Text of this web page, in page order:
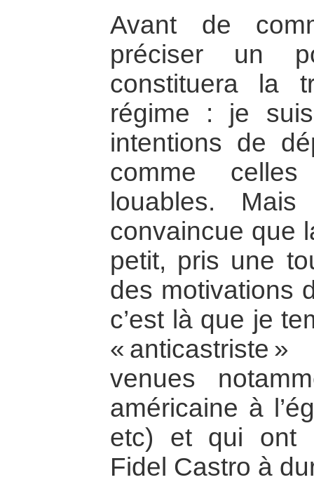
Avant de
préciser un
constituera la
régime : je
intentions de
comme
louables.
convaincue que
petit, pris une
des motivations
c’est là que je
« anticastriste
venues
américaine à
etc) et qui ont
Fidel Castro à